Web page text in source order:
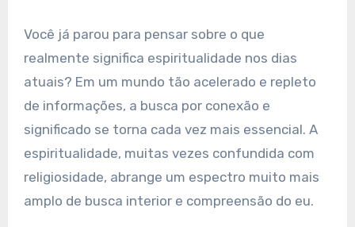
Você já parou para pensar sobre o que
realmente significa espiritualidade nos dias
atuais? Em um mundo tão acelerado e repleto
de informações, a busca por conexão e
significado se torna cada vez mais essencial. A
espiritualidade, muitas vezes confundida com
religiosidade, abrange um espectro muito mais
amplo de busca interior e compreensão do eu.